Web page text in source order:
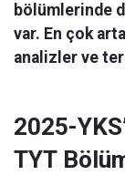
bölümlerinde
var. En çok
analizler ve
2025-
TYT